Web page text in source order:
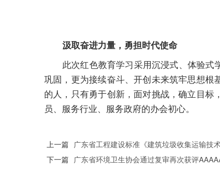
汲取奋进力量，勇担时代使命
此次红色教育学习采用沉浸式、体验式
巩固，更为接续奋斗、开创未来筑牢思想根
的人，只有勇于创新，面对挑战，确立目
员、服务行业、服务政府的办会初心。
上一篇
广东省工程建设标准《建筑垃圾收集运输技
下一篇
广东省环境卫生协会通过复审再次获评